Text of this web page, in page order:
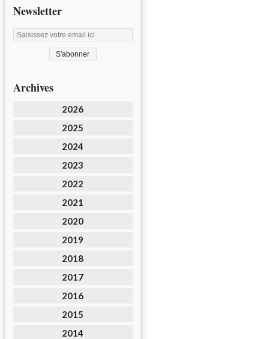
Newsletter
Archives
2026
2025
2024
2023
2022
2021
2020
2019
2018
2017
2016
2015
2014